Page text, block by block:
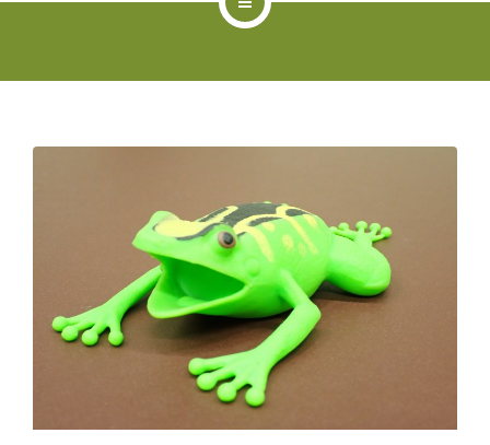
KUNSTTHERAPIE